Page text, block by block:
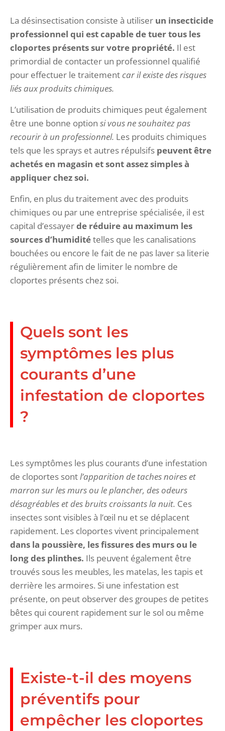
La désinsectisation consiste à utiliser un insecticide
professionnel qui est capable de tuer tous les
cloportes présents sur votre propriété. Il est
primordial de contacter un professionnel qualifié
pour effectuer le traitement car il existe des risques
liés aux produits chimiques.
L’utilisation de produits chimiques peut également
être une bonne option si vous ne souhaitez pas
recourir à un professionnel. Les produits chimiques
tels que les sprays et autres répulsifs peuvent être
achetés en magasin et sont assez simples à
appliquer chez soi.
Enfin, en plus du traitement avec des produits
chimiques ou par une entreprise spécialisée, il est
capital d’essayerde réduire au maximum les
sources d’humiditételles que les canalisations
bouchées ou encore le fait de ne pas laver sa literie
régulièrement afin de limiter le nombre de
cloportes présents chez soi.
Quels sont les
symptômes les plus
courants d’une
infestation de cloportes
?
Les symptômes les plus courants d’une infestation
de cloportes sontl’apparition de taches noires et
marron sur les murs ou le plancher, des odeurs
désagréables et des bruits croissants la nuit. Ces
insectes sont visibles à l’œil nu et se déplacent
rapidement. Les cloportes vivent principalement
dans la poussière, les fissures des murs ou le
long des plinthes. Ils peuvent également être
trouvés sous les meubles, les matelas, les tapis et
derrière les armoires. Si une infestation est
présente, on peut observer des groupes de petites
bêtes qui courent rapidement sur le sol ou même
grimper aux murs.
Existe-t-il des moyens
préventifs pour
empêcher les cloportes